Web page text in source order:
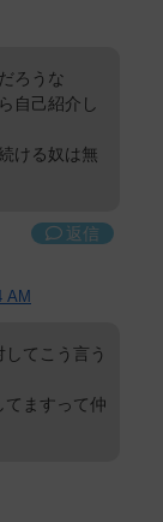
ろうな
自己紹介し
ける奴は無
返信
AM
てこう言う
てますって仲